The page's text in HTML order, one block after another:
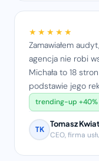
★★★★★
Zamawiałem
agencja nie robi
Michała to 18
podstawie jego
trending-up +40%
TK
Tomasz
CEO, firma